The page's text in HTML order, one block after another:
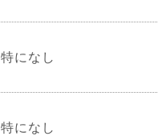
特になし
特になし